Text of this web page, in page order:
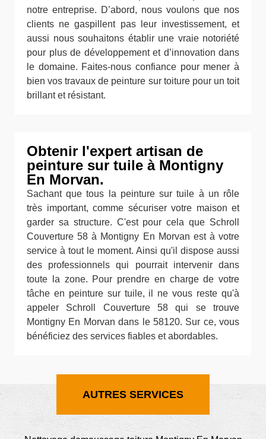
notre entreprise. D’abord, nous voulons que nos
clients ne gaspillent pas leur investissement, et
aussi nous souhaitons établir une vraie notoriété
pour plus de développement et d’innovation dans
le domaine. Faites-nous confiance pour mener à
bien vos travaux de peinture sur toiture pour un toit
brillant et résistant.
Obtenir l'expert artisan de
peinture sur tuile à Montigny
En Morvan.
Sachant que tous la peinture sur tuile à un rôle
très important, comme sécuriser votre maison et
garder sa structure. C'est pour cela que Schroll
Couverture 58 à Montigny En Morvan est à votre
service à tout le moment. Ainsi qu'il dispose aussi
des professionnels qui pourrait intervenir dans
toute la zone. Pour prendre en charge de votre
tâche en peinture sur tuile, il ne vous reste qu'à
appeler Schroll Couverture 58 qui se trouve
Montigny En Morvan dans le 58120. Sur ce, vous
bénéficiez des services fiables et abordables.
AUTRES SERVICES